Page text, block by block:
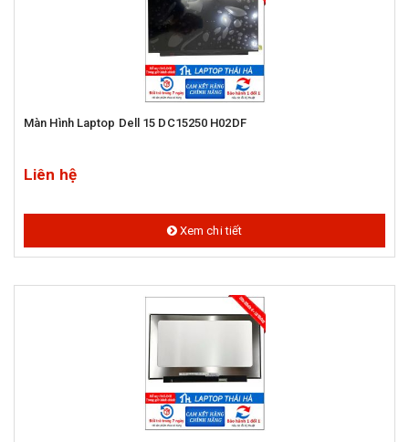
Màn Hình Laptop Dell 15 DC15250 H02DF
Liên hệ
Xem chi tiết